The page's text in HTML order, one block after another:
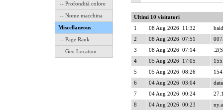
-- Profondità colore
-- Nome macchina
Miscellaneous
-- Page Rank
-- Geo Location
Ultimi 10 visitatori
1
08 Aug 2026 11:32
2
08 Aug 2026 07:51
3
08 Aug 2026 07:14
4
05 Aug 2026 17:05
5
05 Aug 2026 08:26
6
04 Aug 2026 03:04
7
04 Aug 2026 00:24
8
04 Aug 2026 00:23